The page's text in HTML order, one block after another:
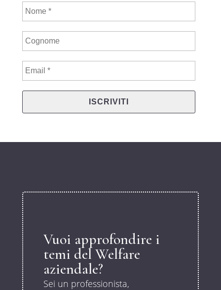
Vuoi approfondire i
temi del Welfare
aziendale?
Sei un professionista,